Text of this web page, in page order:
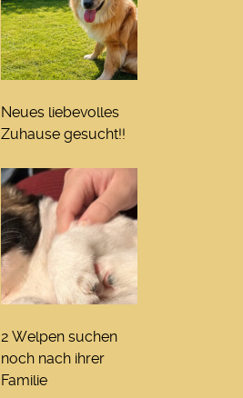
Neues liebevolles
Zuhause gesucht!!
2 Welpen suchen
noch nach ihrer
Familie